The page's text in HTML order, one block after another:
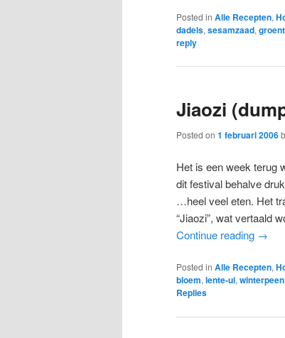
Posted in Alle Recepten,
dadels, sesamzaad,
reply
Jiaozi
Posted on 1 februari 2006
Het is een week terug
dit festival behalve
…heel veel eten. Het
“Jiaozi”, wat vertaald
Continue reading →
Posted in Alle Recepten,
bloem, lente-ui, winterpeen
Replies